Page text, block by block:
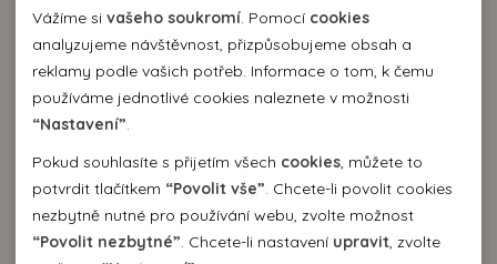
Brna v ranních hodinách (cca 8:00).
Podrobné informace
Cena zahrnuje
• dopravu autobusem
• 4× ubytování ve 2lůžkových pokojích s přísluš.
• 4× snídani
Vážíme si vašeho soukromí . Pomocí cookies
analyzujeme návštěvnost, přizpůsobujeme obsah a
reklamy podle vašich potřeb. Informace o tom, k čemu
používáme jednotlivé cookies naleznete v možnosti
“Nastavení”
Pokud souhlasíte s přijetím všech cookies , můžete to
potvrdit tlačítkem “Povolit vše” . Chcete-li povolit cookies
nezbytně nutné pro používání webu, zvolte možnost
“Povolit nezbytné” . Chcete-li nastavení upravit , zvolte
Nutné cookies pomáhají, aby byla webová stránka
použitelná tak, že umožní základní funkce jako navigace
stránky a přístup k zabezpečeným sekcím webové stránky.
Webová stránka nemůže správně fungovat bez těchto
cookies.
Analytické cookies
Pomocí analytických cookies můžeme měřit návštěvnost
našeho webu, zdroje návštěv, výkon reklam a také jejich
Personální cookies